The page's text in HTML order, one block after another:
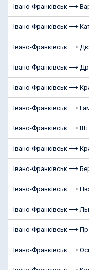
Івано-Франківськ ⟶
Івано-Франківськ ⟶
Івано-Франківськ ⟶
Івано-Франківськ ⟶
Івано-Франківськ ⟶
Івано-Франківськ ⟶
Івано-Франківськ ⟶
Івано-Франківськ ⟶
Івано-Франківськ ⟶
Івано-Франківськ ⟶
Івано-Франківськ ⟶
Івано-Франківськ ⟶
Івано-Франківськ ⟶